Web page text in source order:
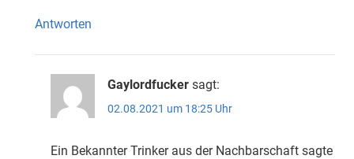
Antworten
Gaylordfucker sagt:
02.08.2021 um 18:25 Uhr
Ein Bekannter Trinker aus der Nachbarschaft sagte